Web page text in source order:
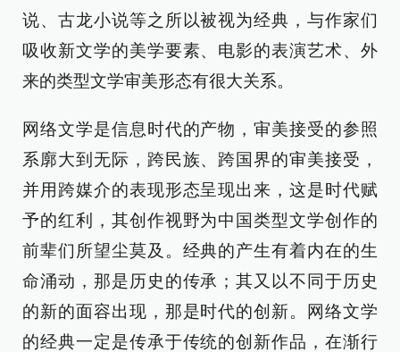
说、古龙小说等之所以被视为经典，与作家们
吸收新文学的美学要素、电影的表演艺术、外
来的类型文学审美形态有很大关系。
网络文学是信息时代的产物，审美接受的参照
系廓大到无际，跨民族、跨国界的审美接受，
并用跨媒介的表现形态呈现出来，这是时代赋
予的红利，其创作视野为中国类型文学创作的
前辈们所望尘莫及。经典的产生有着内在的生
命涌动，那是历史的传承；其又以不同于历史
的新的面容出现，那是时代的创新。网络文学
的经典一定是传承于传统的创新作品，在渐行